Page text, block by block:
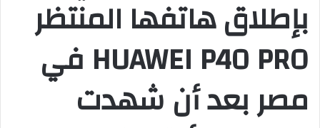
بإطلاق هاتفها المنتظر
HUAWEI P40 PRO في
مصر بعد أن شهدت